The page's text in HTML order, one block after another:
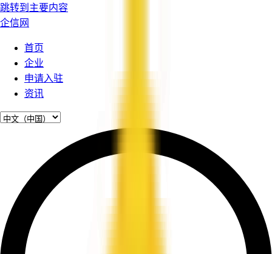
跳转到主要内容
企信网
首页
企业
申请入驻
资讯